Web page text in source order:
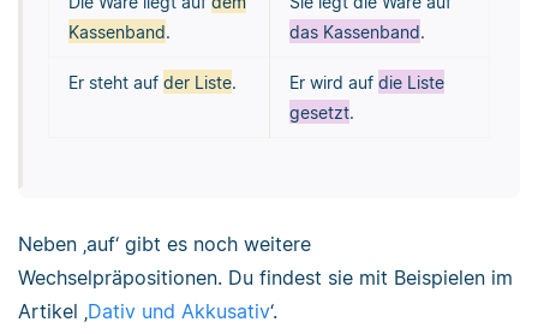
Kassenband.
das Kassenband.
Er steht auf der Liste. Er wird auf die Liste
gesetzt.
Neben ‚auf‘ gibt es noch weitere
Wechselpräpositionen. Du findest sie mit Beispielen im
Artikel ‚Dativ und Akkusativ‘.